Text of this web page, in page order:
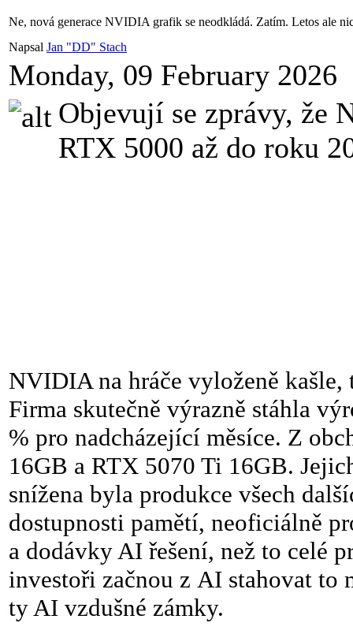
Ne, nová generace NVIDIA grafik se neodkládá. Zatím. Letos ale
Napsal Jan "DD" Stach
Monday, 09 February 2026
Objevují se zprávy, že
RTX 5000 až do roku
NVIDIA na hráče vyloženě
Firma skutečně výrazně stáhla
% pro nadcházející měsíce. Z
16GB a RTX 5070 Ti 16GB.
snížena byla produkce všech
dostupnosti pamětí, neoficiálně
a dodávky AI řešení, než to celé
investoři začnou z AI stahovat to
ty AI vzdušné zámky.